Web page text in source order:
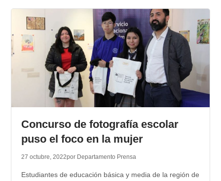
Concurso de fotografía escolar
puso el foco en la mujer
27 octubre, 2022por Departamento Prensa
Estudiantes de educación básica y media de la región de